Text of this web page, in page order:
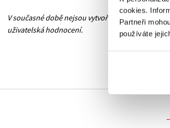
cookies.
Partneři
používáte
V současné době nejsou vytvořena žádná
uživatelská hodnocení.